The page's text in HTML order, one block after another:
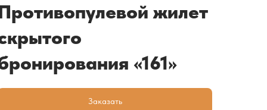
жилет
«161»
Заказать